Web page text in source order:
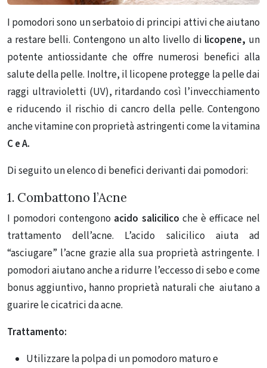
I pomodori sono un serbatoio di principi attivi che aiutano
a restare belli. Contengono un alto livello di licopene, un
potente antiossidante che offre numerosi benefici alla
salute della pelle. Inoltre, il licopene protegge la pelle dai
raggi ultravioletti (UV), ritardando così l’invecchiamento
e riducendo il rischio di cancro della pelle. Contengono
anche vitamine con proprietà astringenti come la vitamina
C e A.
Di seguito un elenco di benefici derivanti dai pomodori:
1. Combattono l’Acne
I pomodori contengono acido salicilico che è efficace nel
trattamento dell’acne. L’acido salicilico aiuta ad
“asciugare” l’acne grazie alla sua proprietà astringente. I
pomodori aiutano anche a ridurre l’eccesso di sebo e come
bonus aggiuntivo, hanno proprietà naturali che aiutano a
guarire le cicatrici da acne.
Trattamento:
Utilizzare la polpa di un pomodoro maturo e